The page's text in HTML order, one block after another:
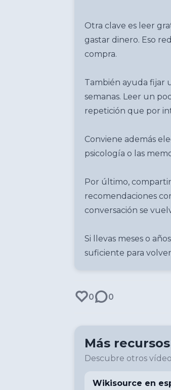
Otra clave es leer
gastar dinero. Eso
compra.
También ayuda fijar
semanas. Leer un
repetición que por
Conviene además
psicología o las
Por último,
recomendaciones
conversación se
Si llevas meses o
suficiente para
0 0
Más
Descubre otros
Wikisource en